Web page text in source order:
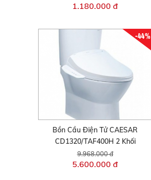
1.180.000 đ
-44%
Bồn Cầu Điện Tử CAESAR
CD1320/TAF400H 2 Khối
9.968.000 đ
5.600.000 đ